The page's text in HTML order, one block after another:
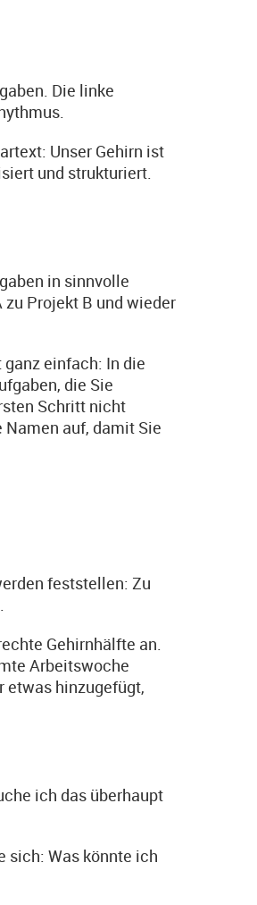
Die linke
Unser Gehirn ist
und strukturiert.
in sinnvolle
Projekt B und wieder
einfach: In die
die Sie
Schritt nicht
auf, damit Sie
feststellen: Zu
Gehirnhälfte an.
Arbeitswoche
etwas hinzugefügt,
ich das überhaupt
sich: Was könnte ich